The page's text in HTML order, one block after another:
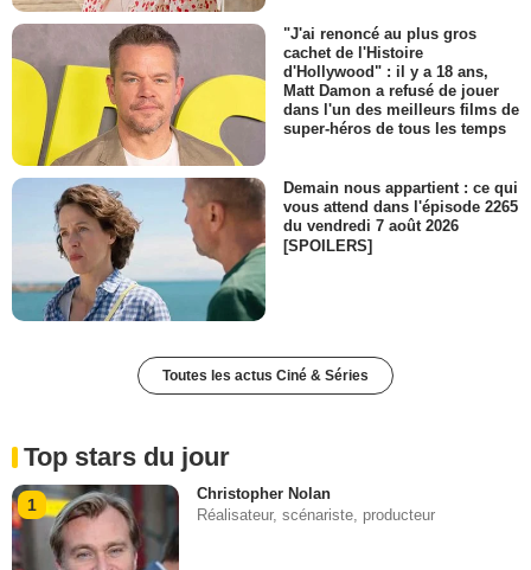
"J'ai renoncé au plus gros
cachet de l'Histoire
d'Hollywood" : il y a 18 ans,
Matt Damon a refusé de jouer
dans l'un des meilleurs films de
super-héros de tous les temps
Demain nous appartient : ce qui
vous attend dans l'épisode 2265
du vendredi 7 août 2026
[SPOILERS]
Toutes les actus Ciné & Séries
Top stars du jour
1
Christopher Nolan
Réalisateur, scénariste, producteur